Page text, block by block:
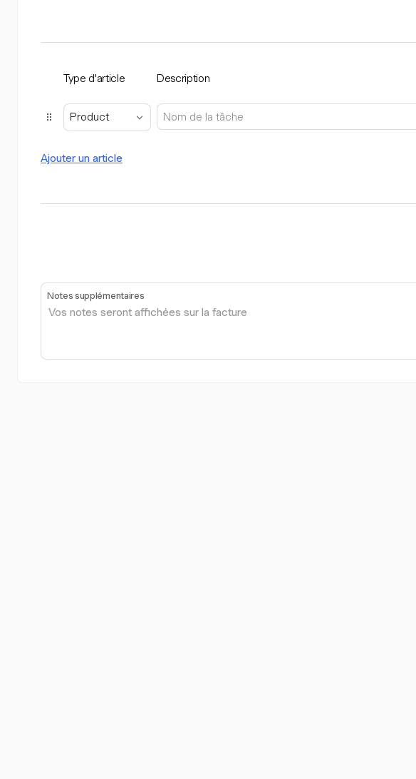
Type d'article Description
Product
Ajouter un article
Notes supplémentaires